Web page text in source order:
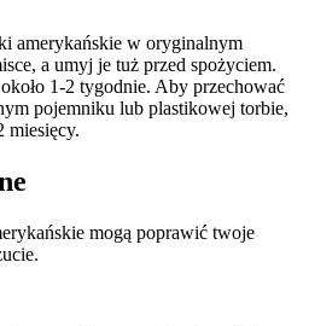
amerykańskie w oryginalnym
a umyj je tuż przed spożyciem.
1-2 tygodnie. Aby przechować
pojemniku lub plastikowej torbie,
miesięcy.
mogą poprawić twoje